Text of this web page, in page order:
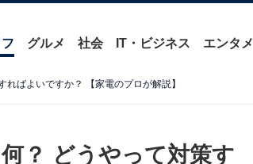
グルメ 社会 IT・ビジネス エンタメ
ばよいですか？ 【家電のプロが解説】
？ どうやって対策す